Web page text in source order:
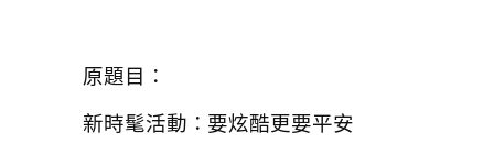
原題目：
新時髦活動：要炫酷更要平安